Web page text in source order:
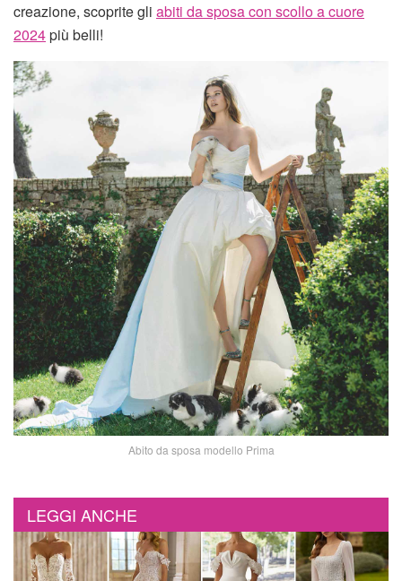
creazione, scoprite gli abiti da sposa con scollo a cuore
2024più belli!
Abito da sposa modello Prima
LEGGI ANCHE